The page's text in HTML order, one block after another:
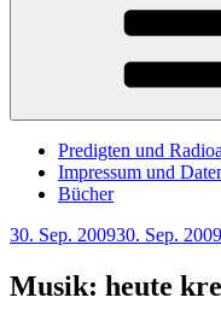
Predigten und
Impressum und
Bücher
Veröffentlicht
30. Sep. 200930. Sep. 2009
Musik: heute